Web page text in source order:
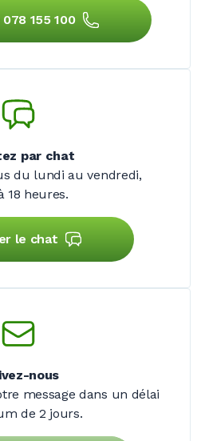
155 100
par chat
du lundi au vendredi,
18 heures.
le chat
nous
message dans un délai
de2 jours.